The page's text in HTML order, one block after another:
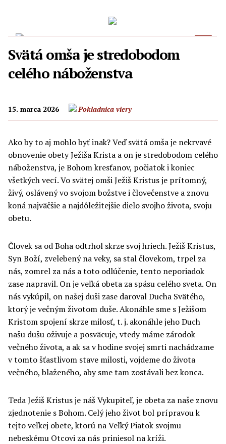
Svätá omša je stredobodom
celého náboženstva
15. marca 2026 Pokladnica viery
Ako by to aj mohlo byť inak? Veď svätá omša je nekrvavé
obnovenie obety Ježiša Krista a on je stredobodom celého
náboženstva, je Bohom kresťanov, počiatok i koniec
všetkých vecí. Vo svätej omši Ježiš Kristus je prítomný,
živý, oslávený vo svojom božstve i človečenstve a znovu
koná najväčšie a najdôležitejšie dielo svojho života, svoju
obetu.
Človek sa od Boha odtrhol skrze svoj hriech. Ježiš Kristus,
Syn Boží, zvelebený na veky, sa stal človekom, trpel za
nás, zomrel za nás a toto odlúčenie, tento neporiadok
zase napravil. On je veľká obeta za spásu celého sveta. On
nás vykúpil, on našej duši zase daroval Ducha Svätého,
ktorý je večným životom duše. Akonáhle sme s Ježišom
Kristom spojení skrze milosť, t. j. akonáhle jeho Duch
našu dušu oživuje a posväcuje, vtedy máme zárodok
večného života, a ak sa v hodine svojej smrti nachádzame
v tomto šťastlivom stave milosti, vojdeme do života
večného, blaženého, aby sme tam zostávali bez konca.
Teda Ježiš Kristus je náš Vykupiteľ, je obeta za naše znovu
zjednotenie s Bohom. Celý jeho život bol prípravou k
tejto veľkej obete, ktorú na Veľký Piatok svojmu
nebeskému Otcovi za nás priniesol na kríži.